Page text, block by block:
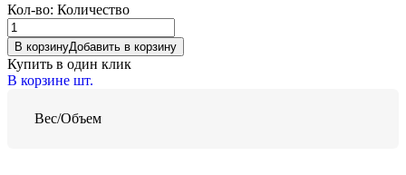
Кол-во: Количество
В корзинуДобавить в корзину
Купить в один клик
В корзине шт.
Вес/Объем